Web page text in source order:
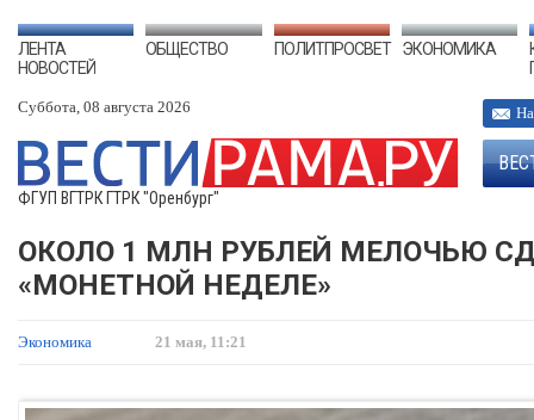
ЛЕНТА
НОВОСТЕЙ
ОБЩЕСТВО ПОЛИТПРОСВЕТ ЭКОНОМИКА
Суббота, 08 августа 2026
ФГУП ВГТРК ГТРК "Оренбург"
ОКОЛО 1 МЛН РУБЛЕЙ МЕЛОЧЬЮ
«МОНЕТНОЙ НЕДЕЛЕ»
Экономика 21 мая, 11:21